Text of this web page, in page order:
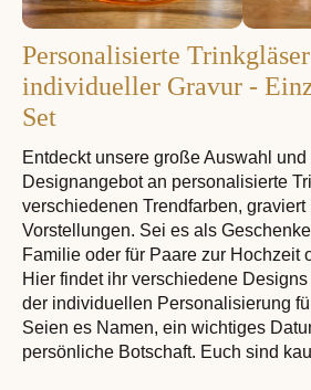
Personalisierte
individueller Gravur -
Set
Entdeckt unsere große Auswahl
Designangebot an personalisierte
verschiedenen Trendfarben, graviert
Vorstellungen. Sei es als
Familie oder für Paare zur Hochzeit
Hier findet ihr verschiedene
der individuellen Personalisierung
Seien es Namen, ein wichtiges
persönliche Botschaft. Euch sind